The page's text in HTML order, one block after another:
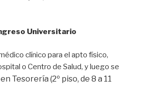
Universitario
clínico para el apto físico,
o Centro de Salud, y luego se
en Tesorería (2º piso, de 8 a 11